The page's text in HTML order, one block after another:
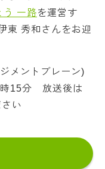
う 一路を運営す
東 秀和さんをお迎
メントブレーン)
時15分 放送後は
い